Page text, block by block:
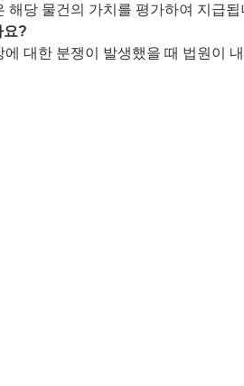
해당 물건의 가치를 평가하여 지급됩
요?
대한 분쟁이 발생했을 때 법원이